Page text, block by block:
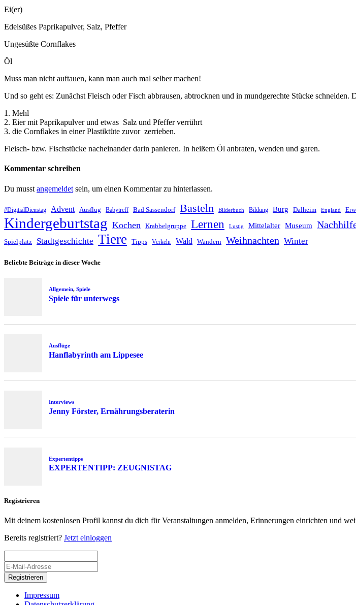
Ei(er)
Edelsüßes Paprikapulver, Salz, Pfeffer
Ungesüßte Cornflakes
Öl
Muss man nicht auftauen, kann man auch mal selber machen!
Und so geht es: Zunächst Fleisch oder Fisch abbrausen, abtrocknen und in mundgerechte Stücke
1. Mehl
2. Eier mit Paprikapulver und etwas Salz und Pfeffer verrührt
3. die Cornflakes in einer Plastiktüte zuvor zerrieben.
Fleisch- bzw. Fischstücke nacheinander darin panieren. In heißem Öl anbraten, wenden und garen.
Kommentar schreiben
Du musst angemeldet sein, um einen Kommentar zu hinterlassen.
#DigitialDienstag Advent Ausflug Babytreff Bad Sassendorf Basteln Bilderbuch Bildung Burg Dalheim England
Kindergeburtstag Kochen Krabbelgruppe Lernen Lustig Mittelalter Museum
Spielplatz Stadtgeschichte Tiere Tipps Verkehr Wald Wandern Weihnachten Winter
Beliebte Beiträge in dieser Woche
Allgemein, Spiele
Spiele für unterwegs
Ausflüge
Hanflabyrinth am Lippesee
Interviews
Jenny Förster, Ernährungsberaterin
Expertentipps
EXPERTENTIPP: ZEUGNISTAG
Registrieren
Mit deinem kostenlosen Profil kannst du dich für Veranstaltungen anmelden, Erinnerungen einrichten und
Bereits registriert? Jetzt einloggen
Registrieren
Impressum